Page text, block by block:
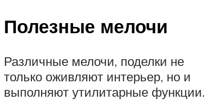
Полезные мелочи
Различные мелочи, поделки не
только оживляют интерьер, но и
выполняют утилитарные функции.